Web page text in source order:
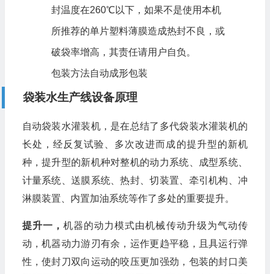
封温度在260℃以下，如果不是使用本机
所推荐的单片塑料薄膜造成热封不良，或
破袋率增高，其责任请用户自负。
包装方法自动成形包装
袋装水生产线设备原理
自动袋装水灌装机，是在总结了多代袋装水灌装机的
长处，经反复试验、多次改进而成的提升型的新机
种，提升型的新机种对整机的动力系统、成型系统、
计量系统、送膜系统、热封、切装置、牵引机构、冲
淋膜装置、内置加油系统等作了多处的重要提升。
提升一， 机器的动力模式由机械传动升级为气动传
动，机器动力游刃有余，运作更趋平稳，且具运行弹
性，使封刀双向运动的咬压更加强劲，包装的封口美